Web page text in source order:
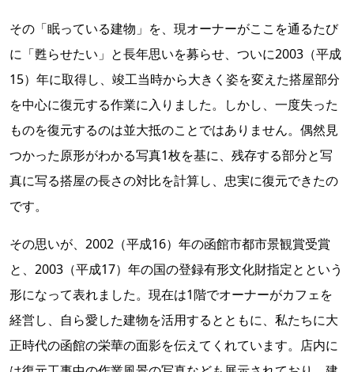
その「眠っている建物」を、現オーナーがここを通るたび
に「甦らせたい」と長年思いを募らせ、ついに2003（平成
15）年に取得し、竣工当時から大きく姿を変えた搭屋部分
を中心に復元する作業に入りました。しかし、一度失った
ものを復元するのは並大抵のことではありません。偶然見
つかった原形がわかる写真1枚を基に、残存する部分と写
真に写る搭屋の長さの対比を計算し、忠実に復元できたの
です。
その思いが、2002（平成16）年の函館市都市景観賞受賞
と、2003（平成17）年の国の登録有形文化財指定とという
形になって表れました。現在は1階でオーナーがカフェを
経営し、自ら愛した建物を活用するとともに、私たちに大
正時代の函館の栄華の面影を伝えてくれています。店内に